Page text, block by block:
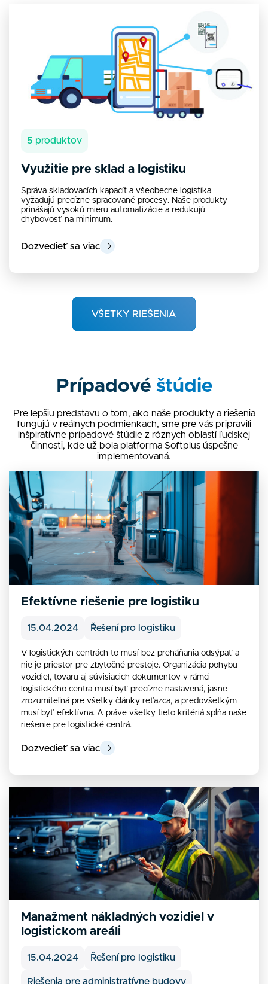
5 produktov
Využitie pre sklad a logistiku
Správa skladovacích kapacít a všeobecne logistika
vyžadujú precízne spracované procesy. Naše produkty
prinášajú vysokú mieru automatizácie a redukujú
chybovosť na minimum.
Dozvedieť sa viac
VŠETKY RIEŠENIA
Prípadové štúdie
Pre lepšiu predstavu o tom, ako naše produkty a riešenia
fungujú v reálnych podmienkach, sme pre vás pripravili
inšpiratívne prípadové štúdie z rôznych oblastí ľudskej
činnosti, kde už bola platforma Softplus úspešne
implementovaná.
Efektívne riešenie pre logistiku
15.04.2024 Řešení pro logistiku
V logistických centrách to musí bez preháňania odsýpať a
nie je priestor pre zbytočné prestoje. Organizácia pohybu
vozidiel, tovaru aj súvisiacich dokumentov v rámci
logistického centra musí byť precízne nastavená, jasne
zrozumiteľná pre všetky články reťazca, a predovšetkým
musí byť efektívna. A práve všetky tieto kritériá spĺňa naše
riešenie pre logistické centrá.
Dozvedieť sa viac
Manažment nákladných vozidiel v
logistickom areáli
15.04.2024 Řešení pro logistiku
Riešenia pre administratívne budovy